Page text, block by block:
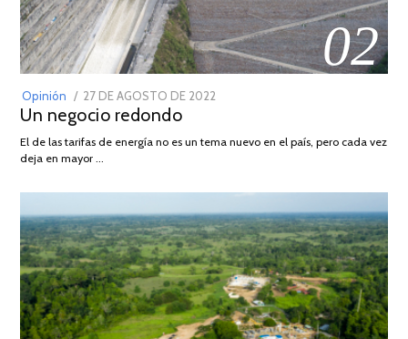
02
Opinión
POSTED
ON
27 DE AGOSTO DE 2022
DE
Un negocio redondo
El de las tarifas de energía no es un tema nuevo en el país, pero cada vez
deja en mayor …